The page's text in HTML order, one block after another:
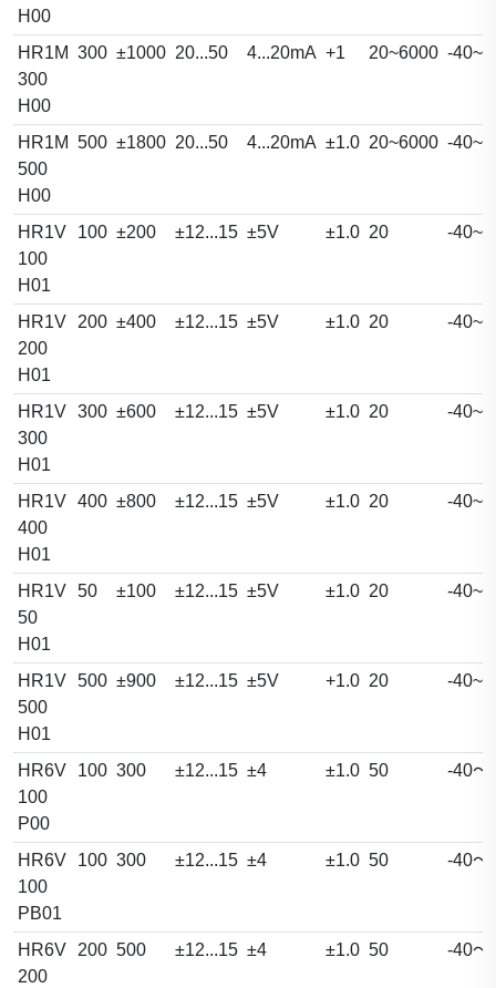
H00
HR1M
300
H00
300 ±1000 20...50 4...20mA +1 20~6000 -
HR1M
500
H00
500 ±1800 20...50 4...20mA ±1.0 20~6000 -
HR1V
100
H01
100 ±200 ±12...15 ±5V ±1.0 20 -
HR1V
200
H01
200 ±400 ±12...15 ±5V ±1.0 20 -
HR1V
300
H01
300 ±600 ±12...15 ±5V ±1.0 20 -
HR1V
400
H01
400 ±800 ±12...15 ±5V ±1.0 20 -
HR1V
50
H01
50 ±100 ±12...15 ±5V ±1.0 20 -
HR1V
500
H01
500 ±900 ±12...15 ±5V +1.0 20 -
HR6V
100
P00
100 300 ±12...15 ±4 ±1.0 50 -40～
HR6V
100
PB01
100 300 ±12...15 ±4 ±1.0 50 -40～
HR6V
200
200 500 ±12...15 ±4 ±1.0 50 -40～